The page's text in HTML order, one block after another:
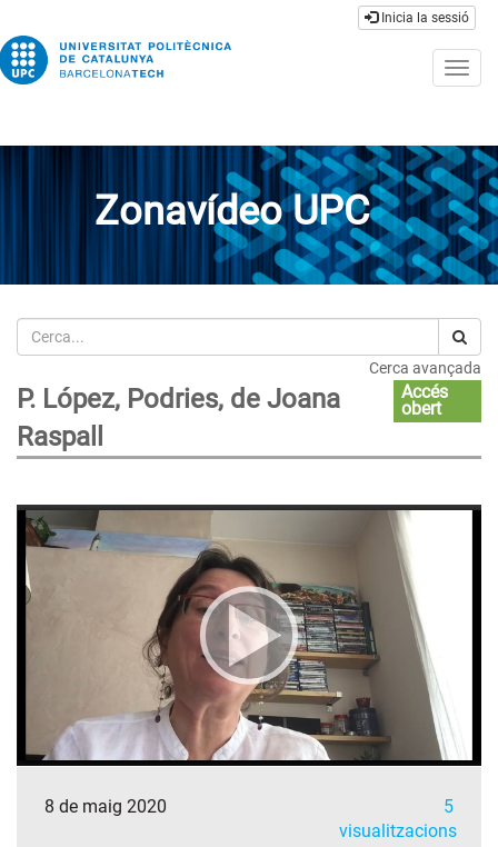
Inicia la sessió
Zonavídeo UPC
Cerca
Cerca avançada
P. López, Podries, de Joana
Raspall
Accés
obert
8 de maig 2020
5
visualitzacions